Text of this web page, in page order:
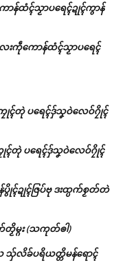
န်ထံၚ်သၟာပရေၚ်ဍုၚ်ကွာန်
ကဵုကောန်ထံၚ်သၟာပရေၚ်
ၚ်တုဲ ပရေၚ်ဒှ်သၞဝဲလေဝ်ဂၠိုၚ်
တုဲ ပရေၚ်ဒှ်သၞဝဲလေဝ်ဂၠိုၚ်
ပွိုၚ်ဍုၚ်ဇြပ်ဗု ဒးထ္ပက်စၟတ်တဲ
မ္ဂး (သကုတ်ၜါ)
လိခ်ပရိယတ္တိမန်ရောၚ်